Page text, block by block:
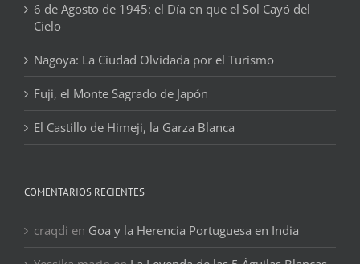
6 de Agosto de 1945: el Día en que el Sol Cayó del
Cielo
Nagoya: La Ciudad Olvidada por el Turismo
Fuji, el Monte Sagrado de Japón
El Castillo de Himeji, la Garza Blanca
COMENTARIOS RECIENTES
craqdi en Goa y la Herencia Portuguesa en India